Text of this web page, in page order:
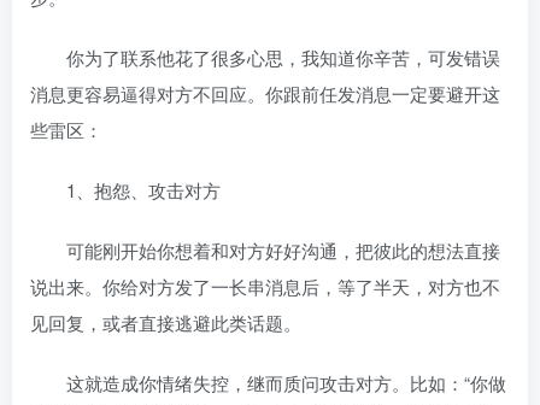
你为了联系他花了很多心思，我知道你辛苦，可发错误
消息更容易逼得对方不回应。你跟前任发消息一定要避开这
些雷区：
1、抱怨、攻击对方
可能刚开始你想着和对方好好沟通，把彼此的想法直接
说出来。你给对方发了一长串消息后，等了半天，对方也不
见回复，或者直接逃避此类话题。
这就造成你情绪失控，继而质问攻击对方。比如：“你做